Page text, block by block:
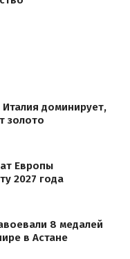
доминирует,
золото
Европы
2027 года
8 медалей
в Астане